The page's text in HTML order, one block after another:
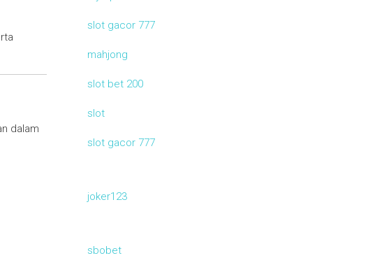
dalam
slot gacor 777
mahjong
slot bet 200
slot
slot gacor 777
joker123
sbobet